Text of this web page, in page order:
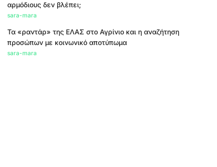
αρμόδιους δεν βλέπει;
sara-mara
Τα «ραντάρ» της ΕΛΑΣ στο Αγρίνιο και η αναζήτηση
προσώπων με κοινωνικό αποτύπωμα
sara-mara